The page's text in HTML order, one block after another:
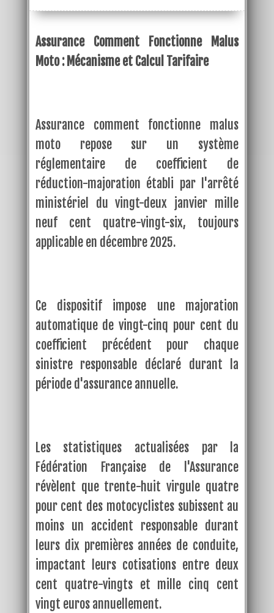
Assurance Comment Fonctionne Malus
Moto : Mécanisme et Calcul Tarifaire
Assurance comment fonctionne malus
moto repose sur un système
réglementaire de coefficient de
réduction-majoration établi par l'arrêté
ministériel du vingt-deux janvier mille
neuf cent quatre-vingt-six, toujours
applicable en décembre 2025.
Ce dispositif impose une majoration
automatique de vingt-cinq pour cent du
coefficient précédent pour chaque
sinistre responsable déclaré durant la
période d'assurance annuelle.
Les statistiques actualisées par la
Fédération Française de l'Assurance
révèlent que trente-huit virgule quatre
pour cent des motocyclistes subissent au
moins un accident responsable durant
leurs dix premières années de conduite,
impactant leurs cotisations entre deux
cent quatre-vingts et mille cinq cent
vingt euros annuellement.